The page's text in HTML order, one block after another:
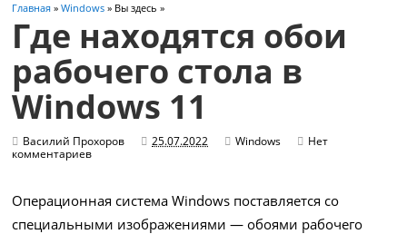
Главная »Windows » Вы здесь »
Где находятся обои
рабочего стола в
Windows 11
Василий Прохоров 25.07.2022 Windows
Нет
комментариев
Операционная система Windows поставляется со
специальными изображениями — обоями рабочего